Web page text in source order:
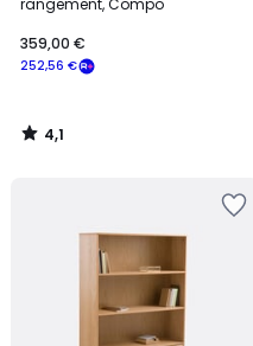
rangement, Compo
252,56 €
359,00 €
4,1
/